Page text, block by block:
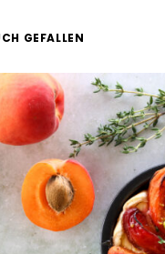
GEFALLEN